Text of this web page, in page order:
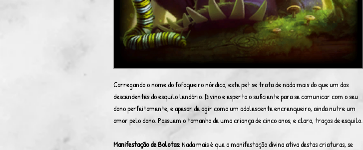
Carregando o nome do fofoqueiro nórdico, este pet se trata de nada mais do que um dos
descendentes do esquilo lendário. Divino e esperto o suficiente para se comunicar com o seu
dono perfeitamente, e apesar de agir como um adolescente encrenqueiro, ainda nutre um
amor pelo dono. Possuem o tamanho de uma criança de cinco anos, e claro, traços de esquilo.
Manifestação de Bolotas:Nada mais é que a manifestação divina ativa destas criaturas, se